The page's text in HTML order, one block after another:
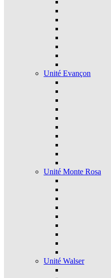
Unité Evançon
Unité Monte Rosa
Unité Walser